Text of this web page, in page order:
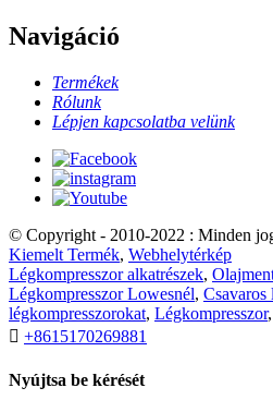
Navigáció
Termékek
Rólunk
Lépjen kapcsolatba velünk
© Copyright - 2010-2022 : Minden
Kiemelt Termék, Webhelytérkép
Légkompresszor alkatrészek,
Légkompresszor Lowesnél, Csavaros
légkompresszorokat, Légkompresszor,
 +8615170269881
Nyújtsa be kérését